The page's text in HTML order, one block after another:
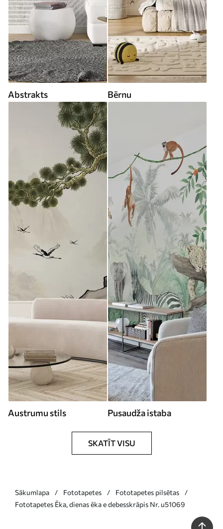
Abstrakts Bērnu
Austrumu stils Pusaudža istaba
SKATĪT VISU
Sākumlapa Fototapetes
Fototapetes pilsētas
Fototapetes Ēka, dienas ēka e debesskrāpis Nr. u51069